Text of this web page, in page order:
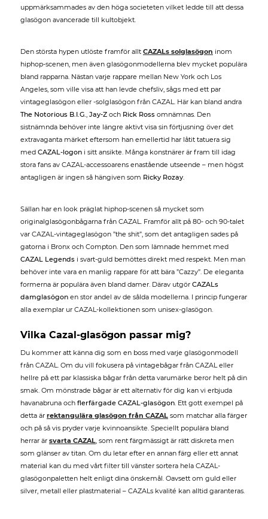
uppmärksammades av den höga societeten vilket ledde till att dessa
glasögon avancerade till kultobjekt.
Den största hypen utlöste framför allt CAZALs solglasögon inom
hiphop-scenen, men även glasögonmodellerna blev mycket populära
bland rapparna. Nästan varje rappare mellan New York och Los
Angeles, som ville visa att han levde chefsliv, sågs med ett par
vintageglasögon eller -solglasögon från CAZAL. Här kan bland andra
The Notorious B.I.G., Jay-Z och Rick Ross omnämnas. Den
sistnämnda behöver inte längre aktivt visa sin förtjusning över det
extravaganta märket eftersom han emellertid har låtit tatuera sig
med CAZAL-logon i sitt ansikte. Många konstnärer är fram till idag
stora fans av CAZAL-accessoarens enastående utseende – men högst
antagligen är ingen så hängiven som Ricky Rozay.
Sällan har en look präglat hiphop-scenen så mycket som
originalglasögonbågarna från CAZAL. Framför allt på 80- och 90-talet
var CAZAL-vintageglasögon ”the shit”, som det antagligen sades på
gatorna i Bronx och Compton. Den som lämnade hemmet med
CAZAL Legends i svart-guld bemöttes direkt med respekt. Men man
behöver inte vara en manlig rappare för att bära ”Cazzy”. De eleganta
formerna är populära även bland damer. Därav utgör CAZALs
damglasögon en stor andel av de sålda modellerna. I princip fungerar
alla exemplar ur CAZAL-kollektionen som unisex-glasögon.
Vilka Cazal-glasögon passar mig?
Du kommer att känna dig som en boss med varje glasögonmodell
från CAZAL. Om du vill fokusera på vintagebågar från CAZAL eller
hellre på ett par klassiska bågar från detta varumärke beror helt på din
smak. Om mönstrade bågar är ett alternativ för dig kan vi erbjuda
havanabruna och flerfärgade CAZAL-glasögon. Ett gott exempel på
detta är rektangulära glasögon från CAZAL som matchar alla färger
och på så vis pryder varje kvinnoansikte. Speciellt populära bland
herrar är svarta CAZAL, som rent färgmässigt är rätt diskreta men
som glänser av titan. Om du letar efter en annan färg eller ett annat
material kan du med vårt filter till vänster sortera hela CAZAL-
glasögonpaletten helt enligt dina önskemål. Oavsett om guld eller
silver, metall eller plastmaterial – CAZALs kvalité kan alltid garanteras.